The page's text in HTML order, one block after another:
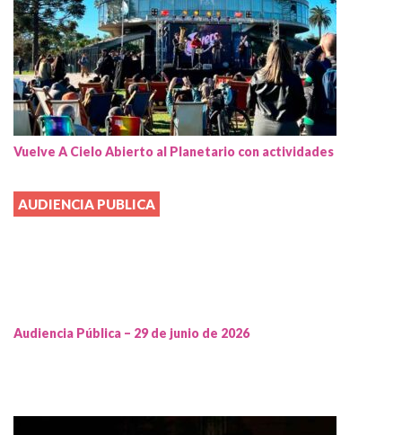
Vuelve A Cielo Abierto al Planetario con actividades
AUDIENCIA PUBLICA
Audiencia Pública – 29 de junio de 2026